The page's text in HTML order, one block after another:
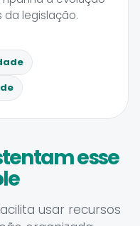
legislação.
esse
usar recursos